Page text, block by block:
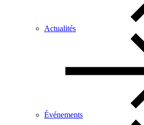
Actualités
Événements